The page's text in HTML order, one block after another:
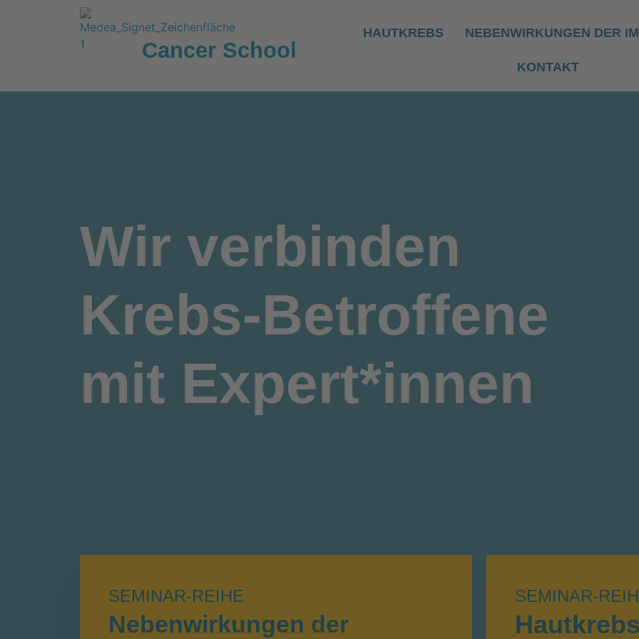
Cancer School
HAUTKREBS NEBENWIRKUNGEN DER
KONTAKT
Wir verbinden
Krebs-Betroffene
mit Expert*innen
SEMINAR-REIHE
Nebenwirkungen der
SEMINAR-